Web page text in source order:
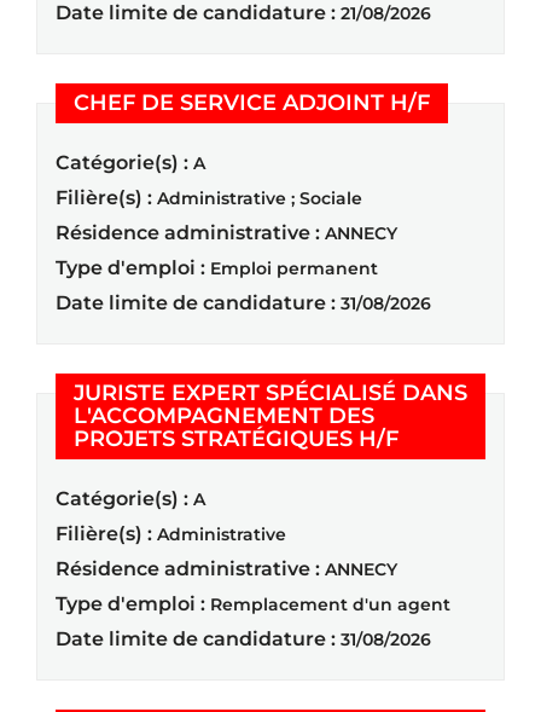
Date limite de candidature : 21/08/2026
CHEF DE SERVICE ADJOINT H/F
Catégorie(s) : A
Filière(s) : Administrative ; Sociale
Résidence administrative : ANNECY
Type d'emploi : Emploi permanent
Date limite de candidature : 31/08/2026
JURISTE EXPERT SPÉCIALISÉ DANS
L'ACCOMPAGNEMENT DES
PROJETS STRATÉGIQUES H/F(Nouvelle
Catégorie(s) : A
Filière(s) : Administrative
Résidence administrative : ANNECY
Type d'emploi : Remplacement d'un agent
Date limite de candidature : 31/08/2026